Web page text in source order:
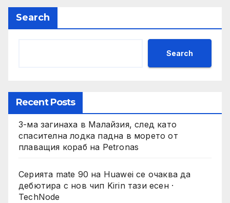
Search
Search
Recent Posts
3-ма загинаха в Малайзия, след като
спасителна лодка падна в морето от
плаващия кораб на Petronas
Серията mate 90 на Huawei се очаква да
дебютира с нов чип Kirin тази есен ·
TechNode